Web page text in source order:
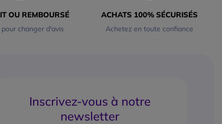
OU REMBOURSÉ
changer d'avis
ACHATS 100% SÉCURISÉS
Achetez en toute confiance
Inscrivez-vous à notre
newsletter